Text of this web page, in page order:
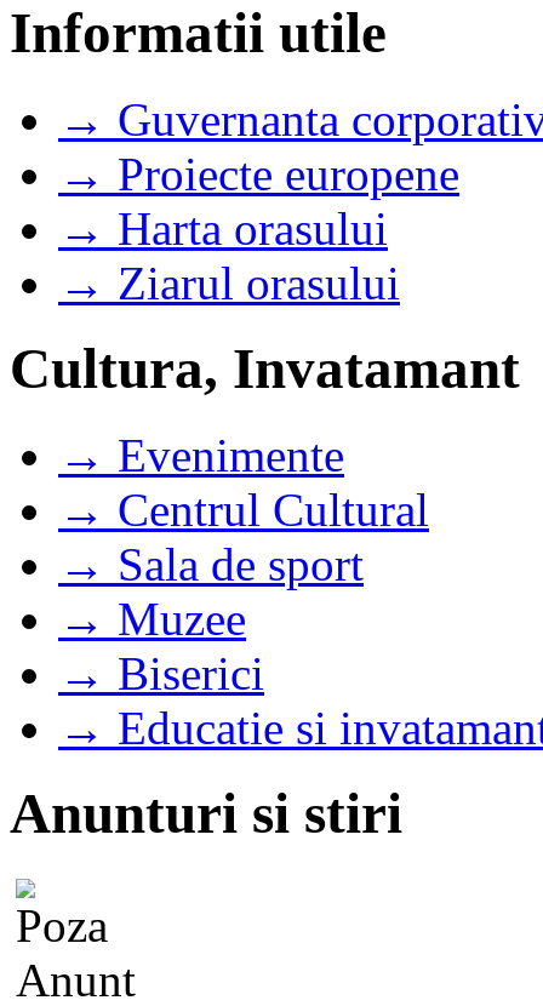
Informatii utile
→ Guvernanta
→ Proiecte europene
→ Harta orasului
→ Ziarul orasului
Cultura, Invatamant
→ Evenimente
→ Centrul Cultural
→ Sala de sport
→ Muzee
→ Biserici
→ Educatie si
Anunturi si stiri